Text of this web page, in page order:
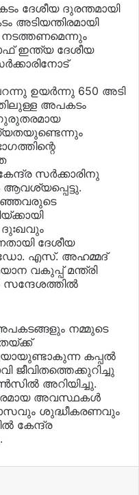
ദേശീയ ദുരന്തമായി
അടിയന്തിരമായി
ദേശീയ
ഉയര്‍ന്നു 650 അടി
അപകടം
ഗുരുതരമായ
സര്‍ക്കാരിനു
ദേശീയ
ഡോ. എസ്. അഹമ്മദ്
വകുപ്പ് മന്ത്രി
സന്ദേശത്തില്‍
നമ്മുടെ
കപ്പല്‍
അറിയിച്ചു.
അവസ്ഥകള്‍
ശുദ്ധീകരണവും
കേന്ദ്ര